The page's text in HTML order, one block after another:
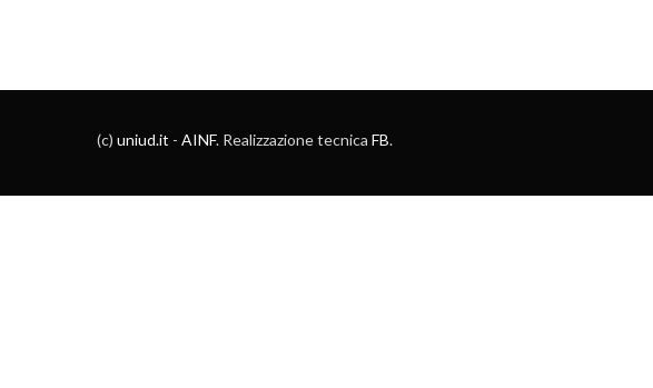
(c) uniud.it - AINF. Realizzazione tecnica FB.